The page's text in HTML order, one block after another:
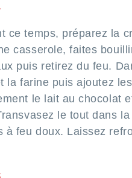
ce temps, préparez la
casserole, faites
puis retirez du feu.
la farine puis ajoutez
le lait au chocolat
le tout dans
à feu doux. Laissez